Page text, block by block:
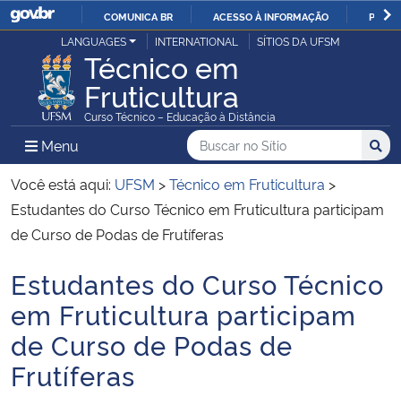
IR
PARA
CONTEÚDO
COMUNICA BR ACESSO À INFORMAÇÃO
Ministério da Justiça e Segurança Pública
Ministério da Defesa
Ministério das Relações Exteriores
Ministério da Economia
Ministério da Infraestrutura
Ministério da Agricultura, Pecuária e Abastecimento
Ministério da Educação
LANGUAGES INTERNATIONAL SÍTIOS DA UFSM
Técnico em
Fruticultura
Curso Técnico – Educação à Distância
Menu Menu Principal do Sítio
Busca
Buscar no no Sítio
Busca:
Você está aqui: UFSM >Técnico em Fruticultura >
Estudantes do Curso Técnico em Fruticultura participam
de Curso de Podas de Frutíferas
Início do conteúdo
Estudantes do Curso Técnico
em Fruticultura participam
de Curso de Podas de
Frutíferas